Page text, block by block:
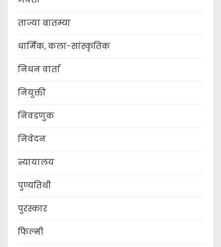
ताज्या बातम्या
धार्मिक, कला-सांस्कृतिक
निधन वार्ता
नियुक्ती
निवडणुक
निवेदन
न्यायालय
पुण्यतिथी
पुरस्कार
फिल्मी